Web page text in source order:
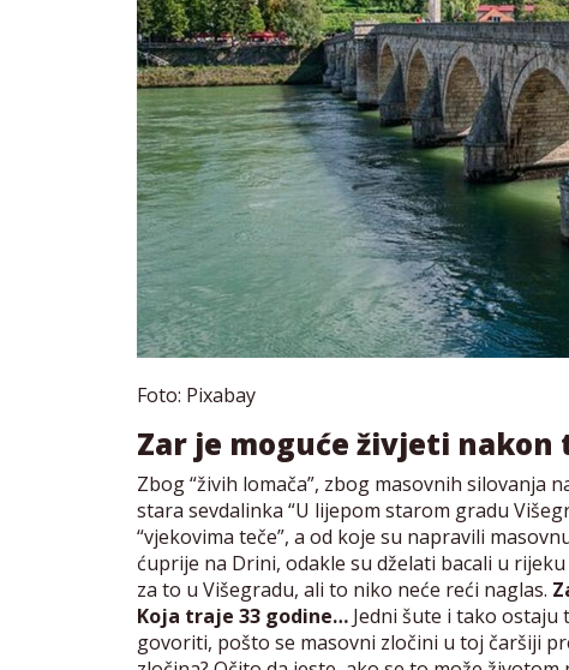
Foto: Pixabay
Zar je moguće živjeti nakon
Zbog “živih lomača”, zbog masovnih silovanja
stara sevdalinka “U lijepom starom gradu
“vjekovima teče”, a od koje su napravili
ćuprije na Drini, odakle su dželati bacali u
za to u Višegradu, ali to niko neće reći naglas.
Koja traje 33 godine… Jedni šute i tako ostaju
govoriti, pošto se masovni zločini u toj čaršiji